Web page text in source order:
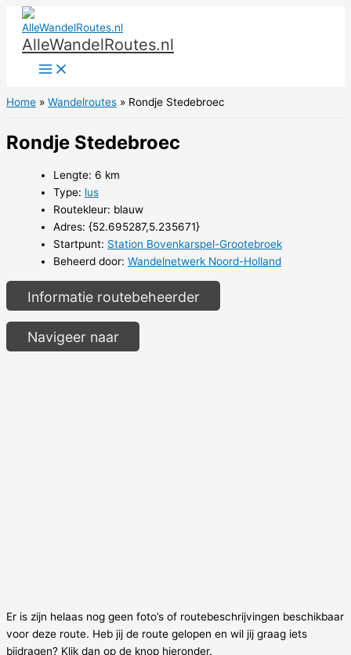
naar
inhoud
AlleWandelRoutes.nl
Home Wandelroutes Rondje Stedebroec
Rondje Stedebroec
Lengte: 6 km
Type: lus
Routekleur: blauw
Adres: {52.695287,5.235671}
Startpunt: Station Bovenkarspel-Grootebroek
Beheerd door: Wandelnetwerk Noord-Holland
Informatie routebeheerder
Navigeer naar
Er is zijn helaas nog geen foto’s of routebeschrijvingen beschikbaar
voor deze route. Heb jij de route gelopen en wil jij graag iets
bijdragen? Klik dan op de knop hieronder.